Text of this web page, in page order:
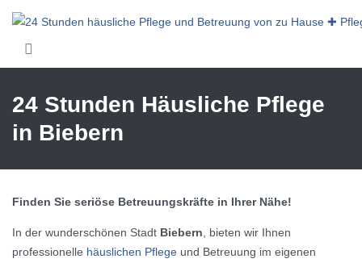
24 Stunden Häusliche Pflege
in Biebern
Finden Sie seriöse Betreuungskräfte in Ihrer Nähe!
In der wunderschönen Stadt Biebern, bieten wir Ihnen
professionelle häuslichen Pflege und Betreuung im eigenen